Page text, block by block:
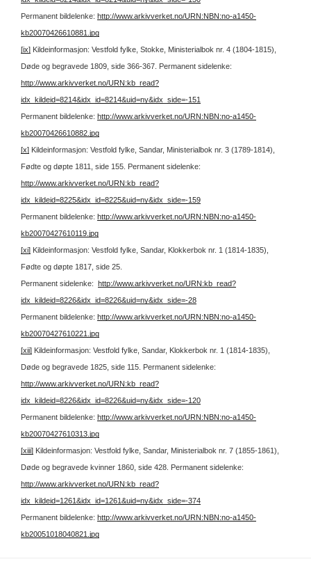
Permanent bildelenke: http://www.arkivverket.no/URN:NBN:no-a1450-
kb20070426610881.jpg
[ix] Kildeinformasjon: Vestfold fylke, Stokke, Ministerialbok nr. 4 (1804-1815),
Døde og begravede 1809, side 366-367. Permanent sidelenke:
http://www.arkivverket.no/URN:kb_read?
idx_kildeid=8214&idx_id=8214&uid=ny&idx_side=-151
Permanent bildelenke: http://www.arkivverket.no/URN:NBN:no-a1450-
kb20070426610882.jpg
[x] Kildeinformasjon: Vestfold fylke, Sandar, Ministerialbok nr. 3 (1789-1814),
Fødte og døpte 1811, side 155. Permanent sidelenke:
http://www.arkivverket.no/URN:kb_read?
idx_kildeid=8225&idx_id=8225&uid=ny&idx_side=-159
Permanent bildelenke: http://www.arkivverket.no/URN:NBN:no-a1450-
kb20070427610119.jpg
[xi] Kildeinformasjon: Vestfold fylke, Sandar, Klokkerbok nr. 1 (1814-1835),
Fødte og døpte 1817, side 25.
Permanent sidelenke: http://www.arkivverket.no/URN:kb_read?
idx_kildeid=8226&idx_id=8226&uid=ny&idx_side=-28
Permanent bildelenke: http://www.arkivverket.no/URN:NBN:no-a1450-
kb20070427610221.jpg
[xii] Kildeinformasjon: Vestfold fylke, Sandar, Klokkerbok nr. 1 (1814-1835),
Døde og begravede 1825, side 115. Permanent sidelenke:
http://www.arkivverket.no/URN:kb_read?
idx_kildeid=8226&idx_id=8226&uid=ny&idx_side=-120
Permanent bildelenke: http://www.arkivverket.no/URN:NBN:no-a1450-
kb20070427610313.jpg
[xiii] Kildeinformasjon: Vestfold fylke, Sandar, Ministerialbok nr. 7 (1855-1861),
Døde og begravede kvinner 1860, side 428. Permanent sidelenke:
http://www.arkivverket.no/URN:kb_read?
idx_kildeid=1261&idx_id=1261&uid=ny&idx_side=-374
Permanent bildelenke: http://www.arkivverket.no/URN:NBN:no-a1450-
kb20051018040821.jpg